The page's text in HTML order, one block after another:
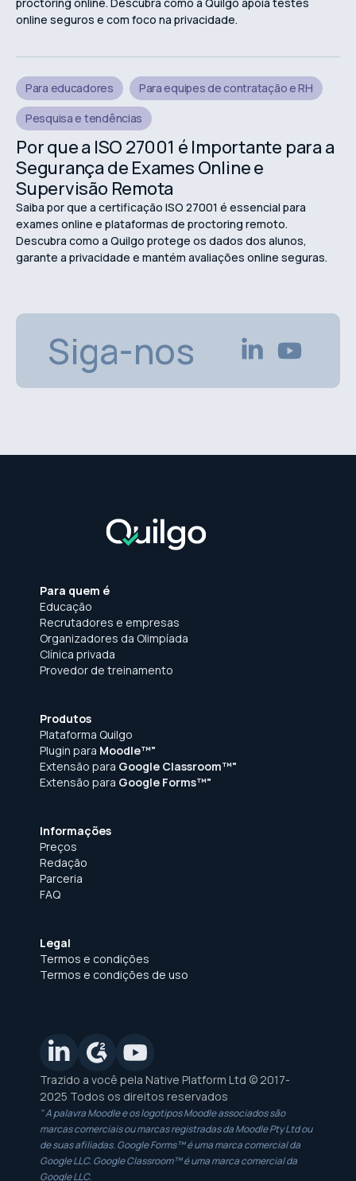
online seguros e com foco na privacidade.
Para educadores
Para equipes de contratação e RH
Pesquisa e tendências
Por que a ISO 27001 é Importante para a
Segurança de Exames Online e
Supervisão Remota
Saiba por que a certificação ISO 27001 é essencial para
exames online e plataformas de proctoring remoto.
Descubra como a Quilgo protege os dados dos alunos,
garante a privacidade e mantém avaliações online seguras.
Siga-nos
Para quem é
Educação
Recrutadores e empresas
Organizadores da Olimpíada
Clínica privada
Provedor de treinamento
Produtos
Plataforma Quilgo
Plugin para Moodle™"
Extensão para Google Classroom™"
Extensão para Google Forms™"
Informações
Preços
Redação
Parceria
FAQ
Legal
Termos e condições
Termos e condições de uso
Trazido a você pela Native Platform Ltd © 2017-
2025 Todos os direitos reservados
" A palavra Moodle e os logotipos Moodle associados são
marcas comerciais ou marcas registradas da Moodle Pty Ltd ou
de suas afiliadas. Google Forms™ é uma marca comercial da
Google LLC. Google Classroom™ é uma marca comercial da
Google LLC.